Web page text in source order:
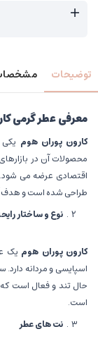
توضیحات
معرفی عطر گرمی
کارون پوران هوم
محصولات آن در
اقتصادی عرضه می
طراحی شده است و هدف
نوع و ساختار
کارون پوران هوم یک
اسپایسی و مردانه
حال تند و فعال است
است.
نت های عطر